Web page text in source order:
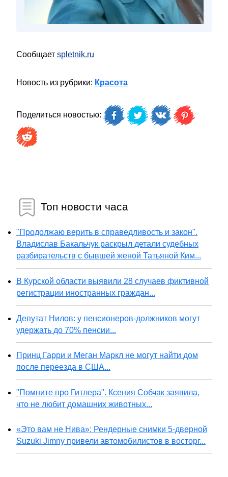
Сообщает spletnik.ru
Новость из рубрики: Красота
Поделиться новостью:
Топ новости часа
"Продолжаю верить в справедливость и закон".
Владислав Бакальчук раскрыл детали судебных
разбирательств с бывшей женой Татьяной Ким...
В Курской области выявили 28 случаев фиктивной
регистрации иностранных граждан...
Депутат Нилов: у пенсионеров-должников могут
удержать до 70% пенсии...
Принц Гарри и Меган Маркл не могут найти дом
после переезда в США...
"Помните про Гитлера". Ксения Собчак заявила,
что не любит домашних животных...
«Это вам не Нива»: Рендерные снимки 5-дверной
Suzuki Jimny привели автомобилистов в восторг...